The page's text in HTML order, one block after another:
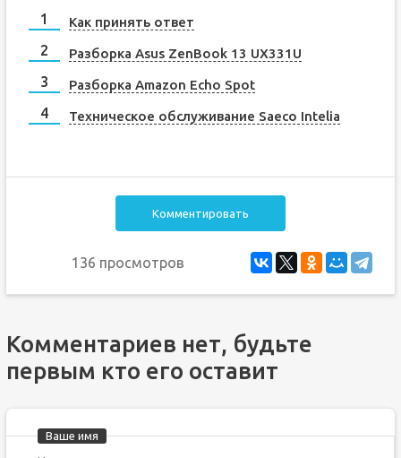
Как принять ответ
Разборка Asus ZenBook 13 UX331U
Разборка Amazon Echo Spot
Техническое обслуживание Saeco Intelia
Комментировать
136 просмотров
Комментариев нет, будьте
первым кто его оставит
Ваше имя